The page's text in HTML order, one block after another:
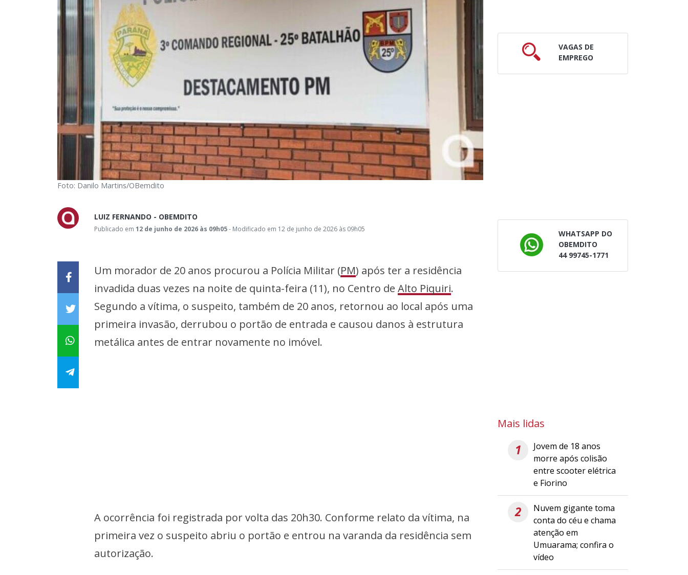
Foto: Danilo Martins/OBemdito
LUIZ FERNANDO - OBEMDITO
Publicado em12 de junho de 2026 às 09h05- Modificado em 12 de junho de 2026 às 09h05
Um morador de 20 anos procurou a Polícia Militar (PM) após ter a residência
invadida duas vezes na noite de quinta-feira (11), no Centro deAlto Piquiri.
Segundo a vítima, o suspeito, também de 20 anos, retornou ao local após uma
primeira invasão, derrubou o portão de entrada e causou danos à estrutura
metálica antes de entrar novamente no imóvel.
A ocorrência foi registrada por volta das 20h30. Conforme relato da vítima, na
primeira vez o suspeito abriu o portão e entrou na varanda da residência sem
autorização.
VAGAS DE
EMPREGO
WHATSAPP DO
OBEMDITO
44 99745-1771
Mais lidas
1
Jovem de 18 anos
morre após colisão
entre scooter elétrica
e Fiorino
2
Nuvem gigante toma
conta do céu e chama
atenção em
Umuarama; confira o
vídeo